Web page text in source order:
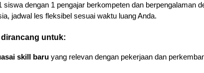
siswa dengan 1 pengajar berkompeten dan berpengalaman
jadwal les fleksibel sesuai waktu luang Anda.
dirancang untuk:
skill baruyang relevan dengan pekerjaan dan